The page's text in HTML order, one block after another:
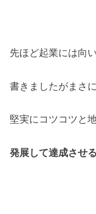
先ほど起業には向
書きましたがまさ
堅実にコツコツと
発展して達成させる